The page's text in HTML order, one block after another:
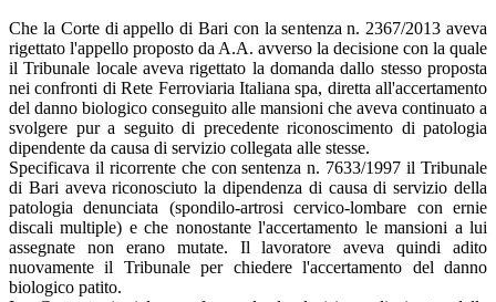
Che la Corte di appello di Bari con la sentenza n. 2367/2013 aveva
rigettato l'appello proposto da A.A. avverso la decisione con la quale
il Tribunale locale aveva rigettato la domanda dallo stesso proposta
nei confronti di Rete Ferroviaria Italiana spa, diretta all'accertamento
del danno biologico conseguito alle mansioni che aveva continuato a
svolgere pur a seguito di precedente riconoscimento di patologia
dipendente da causa di servizio collegata alle stesse.
Specificava il ricorrente che con sentenza n. 7633/1997 il Tribunale
di Bari aveva riconosciuto la dipendenza di causa di servizio della
patologia denunciata (spondilo-artrosi cervico-lombare con ernie
discali multiple) e che nonostante l'accertamento le mansioni a lui
assegnate non erano mutate. Il lavoratore aveva quindi adito
nuovamente il Tribunale per chiedere l'accertamento del danno
biologico patito.